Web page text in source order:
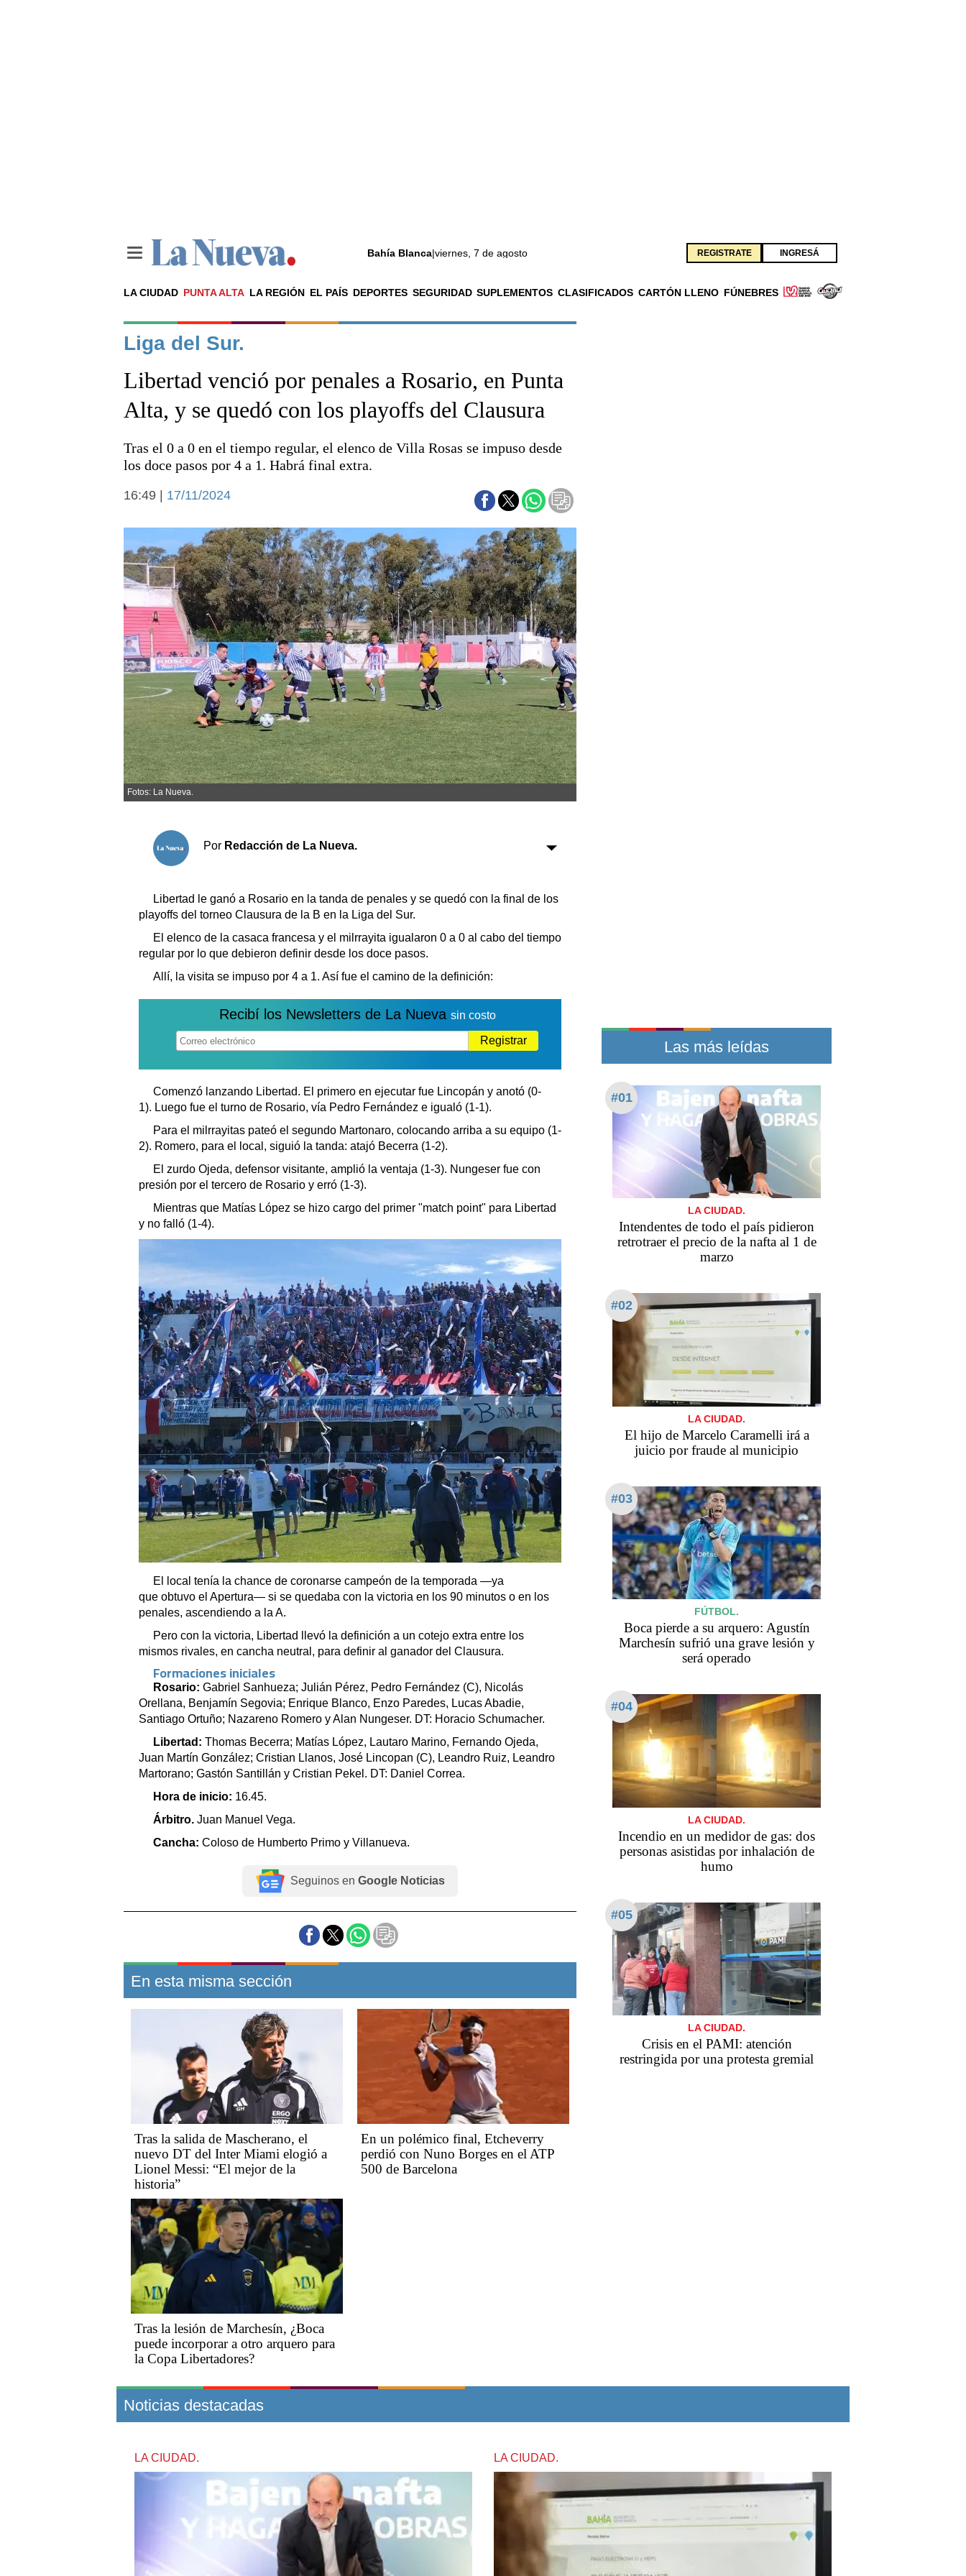
Bahía Blanca|viernes, 7 de agosto REGISTRATE INGRESÁ
LA CIUDAD PUNTA ALTA LA REGIÓN EL PAÍS DEPORTES SEGURIDAD SUPLEMENTOS CLASIFICADOS CARTÓN LLENO FÚNEBRES
Noticias
La ciudad
El país
Seguridad
Deportes
Escenario Olímpico
Federal A
Arte y cultura
Aplausos
Cines
Economía y campo
Economía y finanzas
Con el campo
Espacio empresas
Sociedad y tiempo libre
Sociedad
Tecnología
Turismo
Salud
Es viral
El tiempo
Cartón Lleno
Fúnebres
Horóscopo
Suplementos
Transportes
Loterías
Datos Útiles
Fúnebres
Edictos
Liga del Sur.
Libertad venció por penales a Rosario, en Punta
Alta, y se quedó con los playoffs del Clausura
Tras el 0 a 0 en el tiempo regular, el elenco de Villa Rosas se impuso desde
los doce pasos por 4 a 1. Habrá final extra.
16:49 | 17/11/2024
Fotos: La Nueva.
Por Redacción de La Nueva.
Libertad le ganó a Rosario en la tanda de penales y se quedó con la final de los
playoffs del torneo Clausura de la B en la Liga del Sur.
El elenco de la casaca francesa y el milrrayita igualaron 0 a 0 al cabo del tiempo
regular por lo que debieron definir desde los doce pasos.
Allí, la visita se impuso por 4 a 1. Así fue el camino de la definición:
Recibí los Newsletters de La Nueva sin costo
Registrar
Comenzó lanzando Libertad. El primero en ejecutar fue Lincopán y anotó (0-
1). Luego fue el turno de Rosario, vía Pedro Fernández e igualó (1-1).
Para el milrrayitas pateó el segundo Martonaro, colocando arriba a su equipo (1-
2). Romero, para el local, siguió la tanda: atajó Becerra (1-2).
El zurdo Ojeda, defensor visitante, amplió la ventaja (1-3). Nungeser fue con
presión por el tercero de Rosario y erró (1-3).
Mientras que Matías López se hizo cargo del primer "match point" para Libertad
y no falló (1-4).
El local tenía la chance de coronarse campeón de la temporada ―ya
que obtuvo el Apertura― si se quedaba con la victoria en los 90 minutos o en los
penales, ascendiendo a la A.
Pero con la victoria, Libertad llevó la definición a un cotejo extra entre los
mismos rivales, en cancha neutral, para definir al ganador del Clausura.
Formaciones iniciales
Rosario: Gabriel Sanhueza; Julián Pérez, Pedro Fernández (C), Nicolás
Orellana, Benjamín Segovia; Enrique Blanco, Enzo Paredes, Lucas Abadie,
Santiago Ortuño; Nazareno Romero y Alan Nungeser. DT: Horacio Schumacher.
Libertad: Thomas Becerra; Matías López, Lautaro Marino, Fernando Ojeda,
Juan Martín González; Cristian Llanos, José Lincopan (C), Leandro Ruiz, Leandro
Martorano; Gastón Santillán y Cristian Pekel. DT: Daniel Correa.
Hora de inicio: 16.45.
Árbitro. Juan Manuel Vega.
Cancha: Coloso de Humberto Primo y Villanueva.
Seguinos en Google Noticias
En esta misma sección
Tras la salida de Mascherano, el
nuevo DT del Inter Miami elogió a
Lionel Messi: “El mejor de la
historia”
En un polémico final, Etcheverry
perdió con Nuno Borges en el ATP
500 de Barcelona
Tras la lesión de Marchesín, ¿Boca
puede incorporar a otro arquero para
la Copa Libertadores?
Las más leídas
#01
LA CIUDAD.
Intendentes de todo el país pidieron
retrotraer el precio de la nafta al 1 de
marzo
#02
LA CIUDAD.
​​​​​El hijo de Marcelo Caramelli irá a
juicio por fraude al municipio
#03
FÚTBOL.
Boca pierde a su arquero: Agustín
Marchesín sufrió una grave lesión y
será operado
#04
LA CIUDAD.
Incendio en un medidor de gas: dos
personas asistidas por inhalación de
humo
#05
LA CIUDAD.
Crisis en el PAMI: atención
restringida por una protesta gremial
Noticias destacadas
LA CIUDAD. LA CIUDAD.